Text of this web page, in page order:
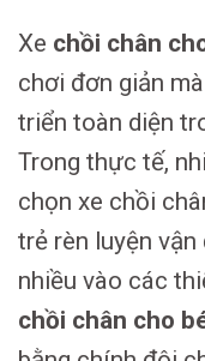
Xe chồi chân
chơi đơn giản
triển toàn diện
Trong thực tế,
chọn xe chồi
trẻ rèn luyện
nhiều vào các
chồi chân cho